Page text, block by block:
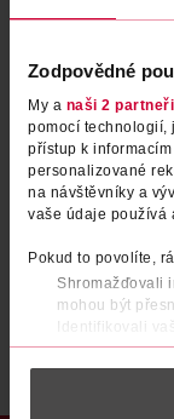
Zodpovědné
My a naši 2 partneři
pomocí technologií,
přístup k
personalizované
na návštěvníky a
vaše údaje používá
Pokud to povolíte,
Shromažďovali
mohou být
Identifikovali
konkrétní
Zjistěte více o tom,
Po registraci se stáváte